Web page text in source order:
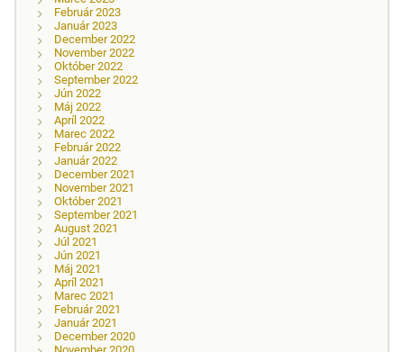
Február 2023
Január 2023
December 2022
November 2022
Október 2022
September 2022
Jún 2022
Máj 2022
Apríl 2022
Marec 2022
Február 2022
Január 2022
December 2021
November 2021
Október 2021
September 2021
August 2021
Júl 2021
Jún 2021
Máj 2021
Apríl 2021
Marec 2021
Február 2021
Január 2021
December 2020